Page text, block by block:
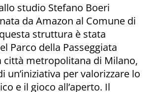
studio Stefano Boeri
da Amazon al Comune di
struttura è stata
Parco della Passeggiata
città metropolitana di Milano,
un’iniziativa per valorizzare lo
e il gioco all’aperto. Il